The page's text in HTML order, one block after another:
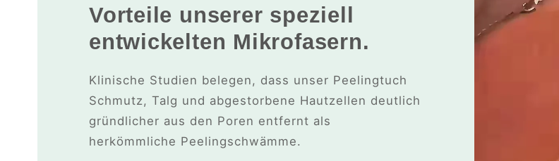
Vorteile unserer speziell
entwickelten Mikrofasern.
Klinische Studien belegen, dass unser Peelingtuch
Schmutz, Talg und abgestorbene Hautzellen deutlich
gründlicher aus den Poren entfernt als
herkömmliche Peelingschwämme.